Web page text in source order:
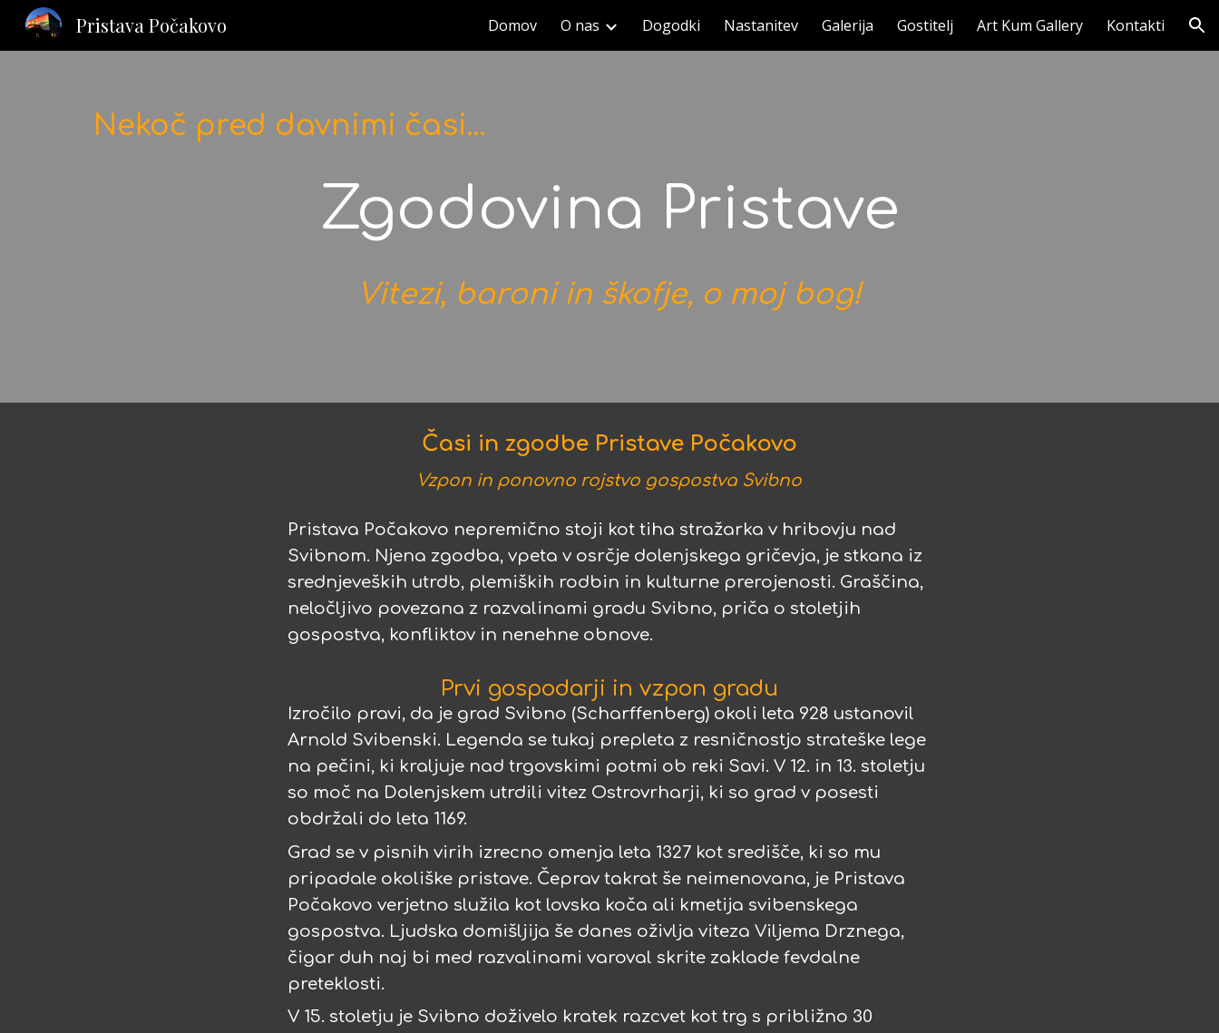
Skip to main content Skip to navigation
Pristava Počakovo Domov O nas Dogodki Nastanitev Galerija Gostitelj Art Kum Gallery Kontakti
Nekoč pred davnimi časi…
Zgodovina Pristave
Vitezi, baroni in škofje, o moj bog!
Časi in zgodbe Pristave Počakovo
Vzpon in ponovno rojstvo gospostva Svibno
Pristava Počakovo nepremično stoji kot tiha stražarka v hribovju nad
Svibnom. Njena zgodba, vpeta v osrčje dolenjskega gričevja, je stkana iz
srednjeveških utrdb, plemiških rodbin in kulturne prerojenosti. Graščina,
neločljivo povezana z razvalinami gradu Svibno, priča o stoletjih
gospostva, konfliktov in nenehne obnove.
Prvi gospodarji in vzpon gradu
Izročilo pravi, da je grad Svibno (Scharffenberg) okoli leta 928 ustanovil
Arnold Svibenski. Legenda se tukaj prepleta z resničnostjo strateške lege
na pečini, ki kraljuje nad trgovskimi potmi ob reki Savi. V 12. in 13. stoletju
so moč na Dolenjskem utrdili vitez Ostrovrharji, ki so grad v posesti
obdržali do leta 1169.
Grad se v pisnih virih izrecno omenja leta 1327 kot središče, ki so mu
pripadale okoliške pristave. Čeprav takrat še neimenovana, je Pristava
Počakovo verjetno služila kot lovska koča ali kmetija svibenskega
gospostva. Ljudska domišljija še danes oživlja viteza Viljema Drznega,
čigar duh naj bi med razvalinami varoval skrite zaklade fevdalne
preteklosti.
V 15. stoletju je Svibno doživelo kratek razcvet kot trg s približno 30